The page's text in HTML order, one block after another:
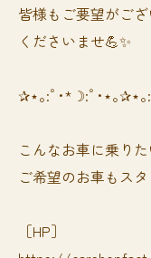
皆様もご要望がご
くださいませ💪✨
✰⋆｡:ﾟ･*☽:ﾟ･⋆｡✰⋆
こんなお車に乗り
ご希望のお車もス
［HP］